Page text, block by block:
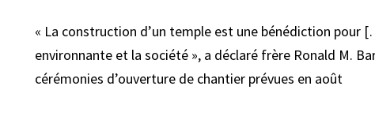
« La construction d’un temple est une bénédiction
environnante et la société », a déclaré frère Ronald M.
cérémonies d’ouverture de chantier prévues en août